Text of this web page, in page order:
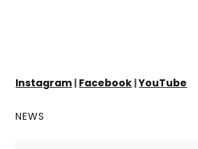
Instagram | Facebook |YouTube
NEWS